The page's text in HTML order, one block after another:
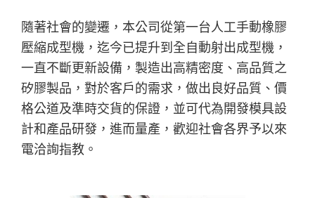
隨著社會的變遷，本公司從第一台人工手動橡膠
壓縮成型機，迄今已提升到全自動射出成型機，
一直不斷更新設備，製造出高精密度、高品質之
矽膠製品，對於客戶的需求，做出良好品質、價
格公道及準時交貨的保證，並可代為開發模具設
計和產品研發，進而量產，歡迎社會各界予以來
電洽詢指教。